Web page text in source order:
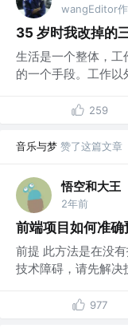
35 岁时我改掉的
生活是一个整体，工
的一个手段。工作以
259
音乐与梦 赞了这篇文章
悟空和大王
2年前
前端项目如何准
前提 此方法是在没
技术障碍，请先解决
977